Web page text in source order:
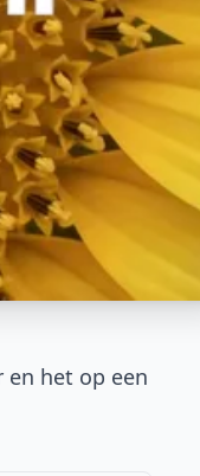
en het op een